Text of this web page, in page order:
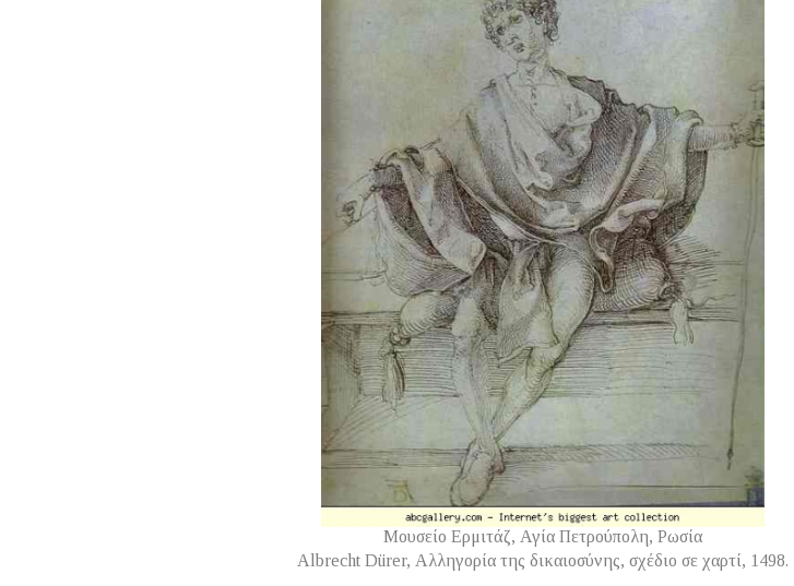
Μουσείο Ερμιτάζ, Αγία Πετρούπολη, Ρωσία
Albrecht Dürer, Αλληγορία της δικαιοσύνης, σχέδιο σε χαρτί, 1498.